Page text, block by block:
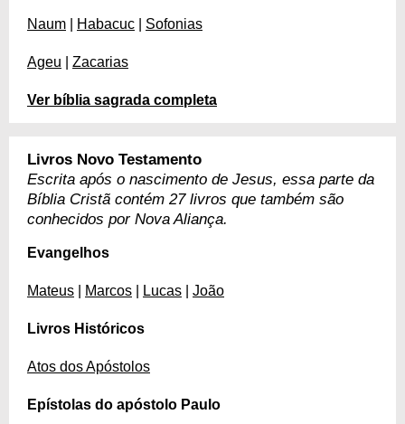
Naum Habacuc Sofonias
Ageu Zacarias
Ver bíblia sagrada completa
Livros Novo Testamento
Escrita após o nascimento de Jesus, essa parte da
Bíblia Cristã contém 27 livros que também são
conhecidos por Nova Aliança.
Evangelhos
Mateus Marcos Lucas João
Livros Históricos
Atos dos Apóstolos
Epístolas do apóstolo Paulo